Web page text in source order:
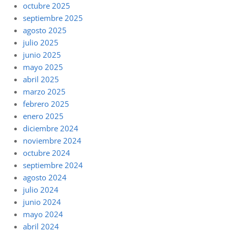
octubre 2025
septiembre 2025
agosto 2025
julio 2025
junio 2025
mayo 2025
abril 2025
marzo 2025
febrero 2025
enero 2025
diciembre 2024
noviembre 2024
octubre 2024
septiembre 2024
agosto 2024
julio 2024
junio 2024
mayo 2024
abril 2024